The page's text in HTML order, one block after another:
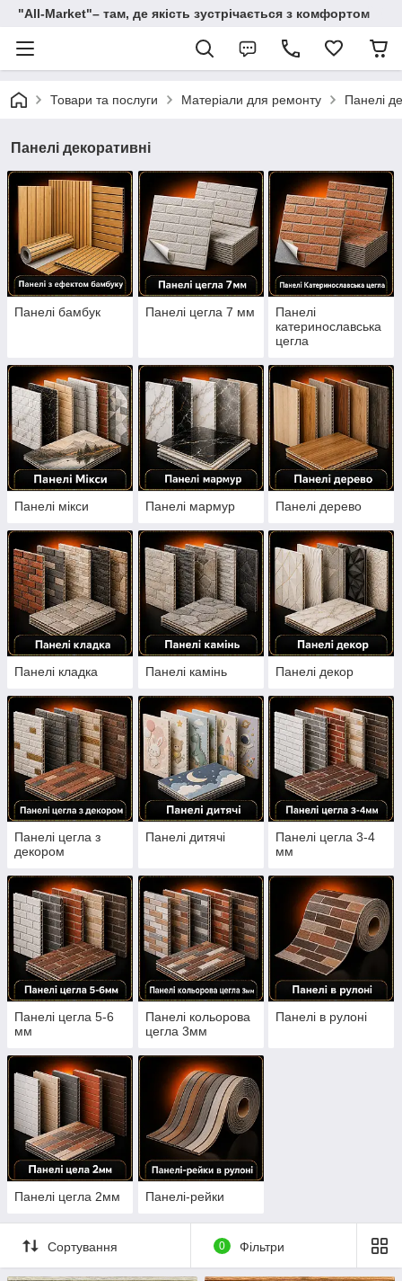
"All-Мarket"– там, де якість зустрічається з комфортом
Товари та послуги Матеріали для ремонту Панелі
Панелі декоративні
Панелі бамбук Панелі цегла 7 мм
Панелі
катеринославська
цегла
Панелі мікси Панелі мармур Панелі дерево
Панелі кладка Панелі камінь Панелі декор
Панелі цегла з
декором
Панелі дитячі
Панелі цегла 3-4
мм
Панелі цегла 5-6
мм
Панелі кольорова
цегла 3мм
Панелі в рулоні
Панелі цегла 2мм Панелі-рейки
Сортування 0 Фільтри